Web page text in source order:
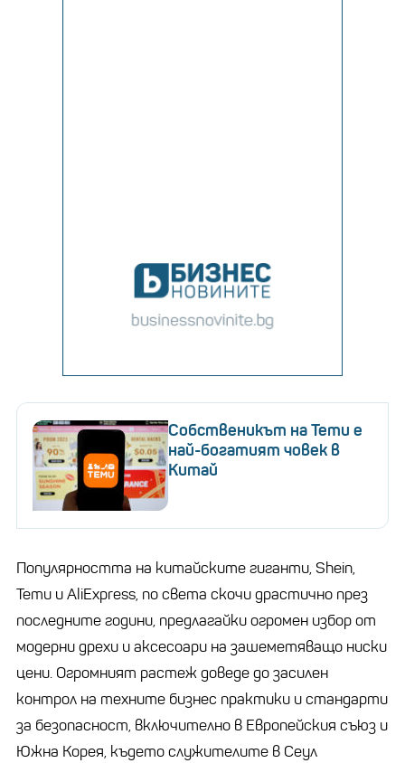
Собственикът на Temu е
най-богатият човек в
Китай
Популярността на китайските гиганти, Shein,
Temu и AliExpress, по света скочи драстично през
последните години, предлагайки огромен избор от
модерни дрехи и аксесоари на зашеметяващо ниски
цени. Огромният растеж доведе до засилен
контрол на техните бизнес практики и стандарти
за безопасност, включително в Европейския съюз и
Южна Корея, където служителите в Сеул